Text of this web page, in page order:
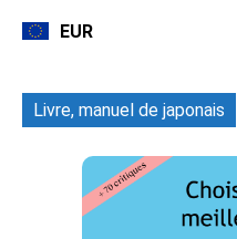
EUR
Livre, manuel de japonais